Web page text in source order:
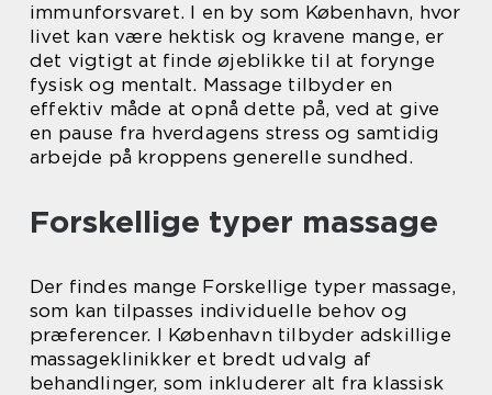
immunforsvaret. I en by som København, hvor
livet kan være hektisk og kravene mange, er
det vigtigt at finde øjeblikke til at forynge
fysisk og mentalt. Massage tilbyder en
effektiv måde at opnå dette på, ved at give
en pause fra hverdagens stress og samtidig
arbejde på kroppens generelle sundhed.
Forskellige typer massage
Der findes mange Forskellige typer massage,
som kan tilpasses individuelle behov og
præferencer. I København tilbyder adskillige
massageklinikker et bredt udvalg af
behandlinger, som inkluderer alt fra klassisk